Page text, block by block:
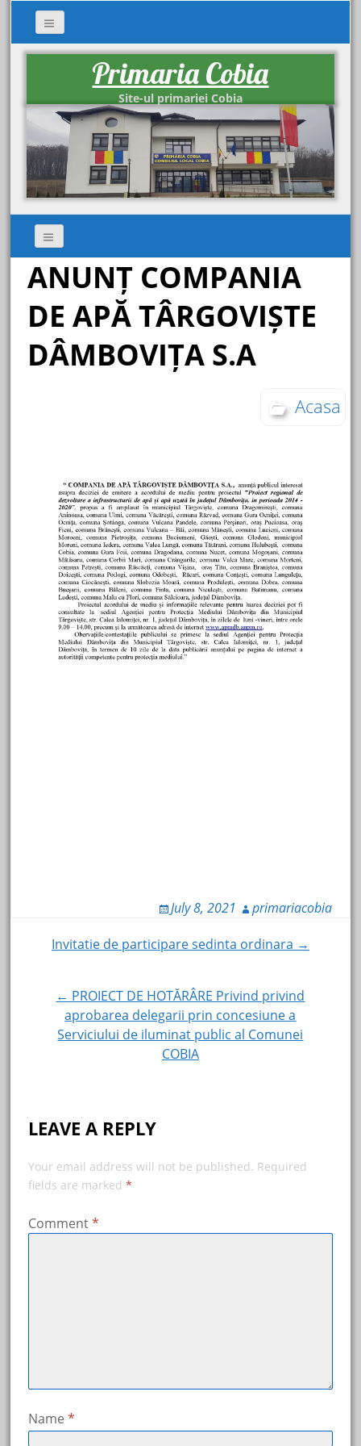
Primaria Cobia
Site-ul primariei Cobia
ANUNȚ COMPANIA
DE APĂ TÂRGOVIȘTE
DÂMBOVIȚA S.A
Acasa
July 8, 2021 primariacobia
Post
navigation
Invitatie de participare sedinta ordinara →
← PROIECT DE HOTĂRÂRE Privind privind
aprobarea delegarii prin concesiune a
Serviciului de iluminat public al Comunei
COBIA
LEAVE A REPLY
Your email address will not be published. Required
fields are marked *
Comment*
Name *